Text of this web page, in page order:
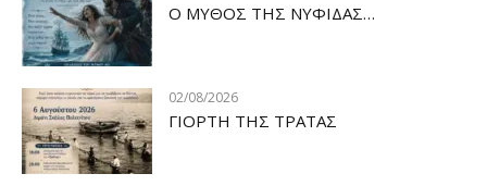
Ο ΜΥΘΟΣ ΤΗΣ ΝΥΦΙΔΑΣ…
02/08/2026
ΓΙΟΡΤΗ ΤΗΣ ΤΡΑΤΑΣ